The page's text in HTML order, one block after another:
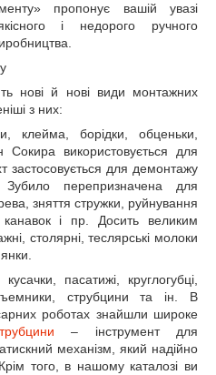
пропонує вашій увазі
і недорого ручного
нові й нові види монтажних
з них:
клейма, борідки, обценьки,
використовується для
застосовується для демонтажу
Зубило перепризначена для
зняття стружки, руйнування
і пр. Досить великим
столярні, теслярські молоки
пасатижі, круглогубці,
струбцини та ін. В
роботах знайшли широке
– інструмент для
механізм, який надійно
того, в нашому каталозі ви